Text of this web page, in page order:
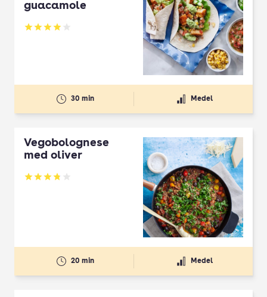
guacamole
Betyg: 3.97 av 5
30 min Medel
Vegobolognese
med oliver
Betyg: 3.83 av 5
20 min Medel